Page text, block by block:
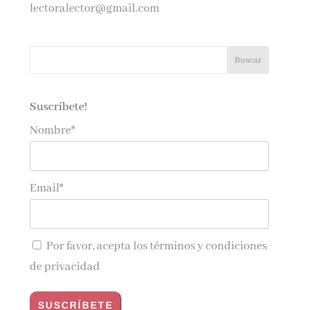
lectoralector@gmail.com
Suscríbete!
Nombre*
Email*
Por favor, acepta lostérminos y condiciones
de privacidad